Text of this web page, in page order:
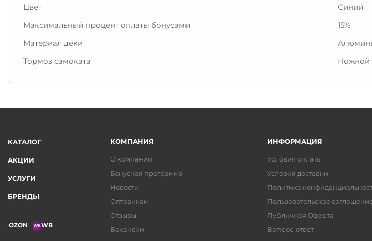
Цвет
Синий
Максимальный процент оплаты бонусами
15%
Материал деки
Тормоз самоката
Ножной
КАТАЛОГ
АКЦИИ
УСЛУГИ
БРЕНДЫ
OZON WB
КОМПАНИЯ
О компании
Бонусная программа
Новости
Оптовикам
Отзывы
Вакансии
ИНФОРМАЦИЯ
Условия оплаты
Условия доставки
Политика
Пользовательское
Публичная Оферта
Вопрос-ответ